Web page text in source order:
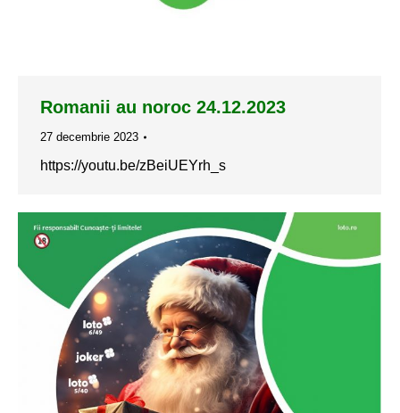
Romanii au noroc 24.12.2023
27 decembrie 2023
https://youtu.be/zBeiUEYrh_s